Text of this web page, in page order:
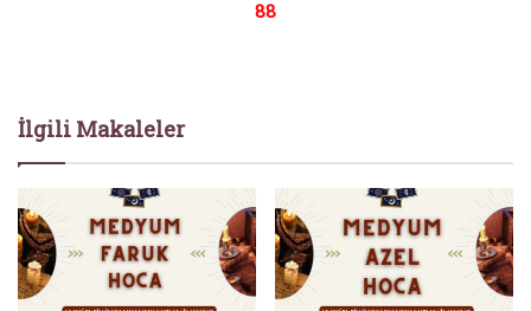
88
İlgili Makaleler